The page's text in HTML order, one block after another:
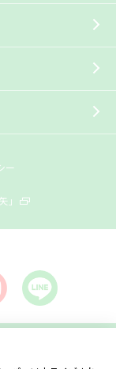
ー
」
れています。